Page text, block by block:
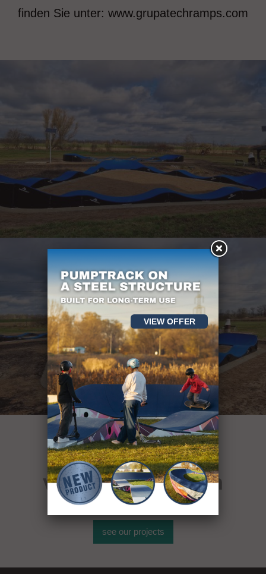
finden Sie unter: www.grupatechramps.com
über 400
von Sportanlagen
see our projects
VIEW OFFER